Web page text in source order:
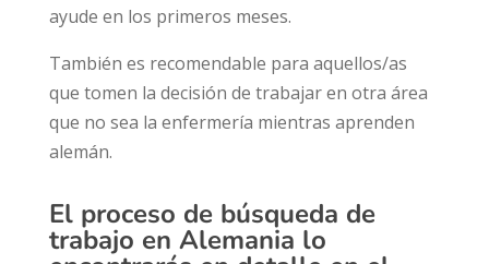
ayude en los primeros meses.
También es recomendable para aquellos/as
que tomen la decisión de trabajar en otra área
que no sea la enfermería mientras aprenden
alemán.
El proceso de búsqueda de
trabajo en Alemania lo